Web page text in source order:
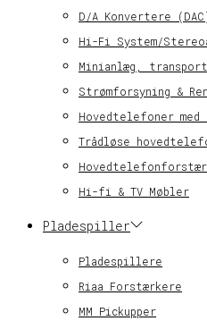
D/A Konvertere
Hi-Fi System/
Minianlæg,
Strømforsyning &
Hovedtelefoner med
Trådløse
Hi-fi & TV Møbler
Pladespiller
Pladespillere
Riaa Forstærkere
MM Pickupper